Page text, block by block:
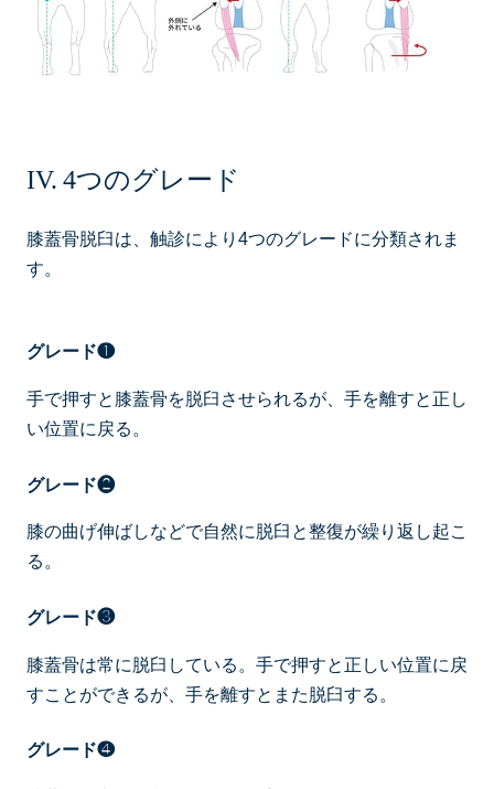
4つのグレード
膝蓋骨脱臼は、触診により4つのグレードに分類されま
す。
グレード❶
手で押すと膝蓋骨を脱臼させられるが、手を離すと正し
い位置に戻る。
グレード❷
膝の曲げ伸ばしなどで自然に脱臼と整復が繰り返し起こ
る。
グレード❸
膝蓋骨は常に脱臼している。手で押すと正しい位置に戻
すことができるが、手を離すとまた脱臼する。
グレード❹